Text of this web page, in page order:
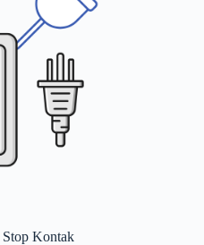
Stop Kontak